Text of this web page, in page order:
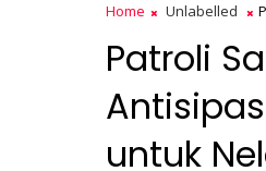
Home Unlabelled
Patroli
untuk